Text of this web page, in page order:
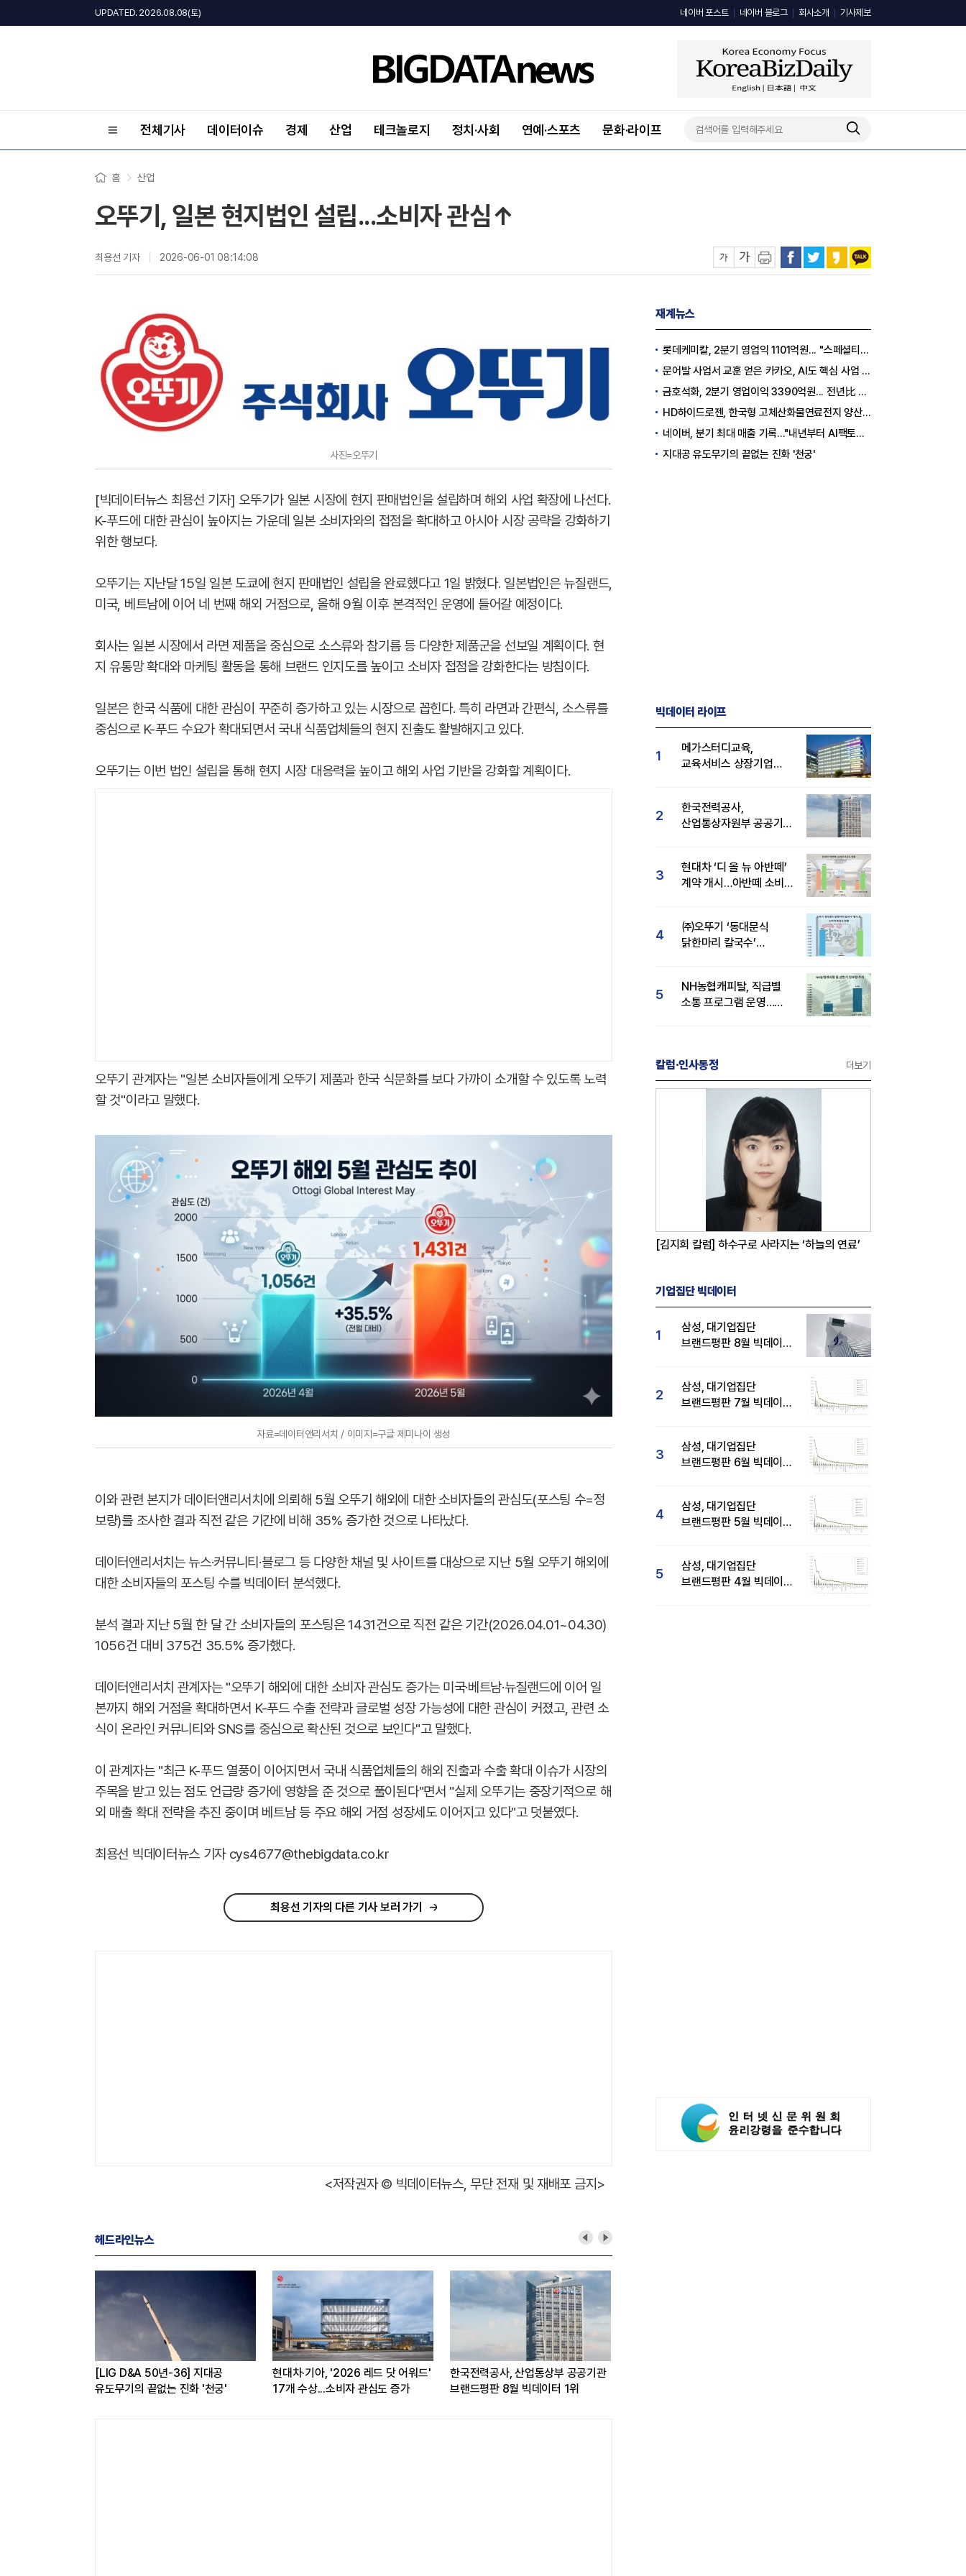
UPDATED. 2026.08.08(토) 네이버 포스트 네이버 블로그 회사소개 기사제보
전체기사 데이터이슈 경제 산업 테크놀로지 정치·사회 연예·스포츠 문화·라이프
홈 산업
오뚜기, 일본 현지법인 설립...소비자 관심↑
최용선 기자 2026-06-01 08:14:08
사진=오뚜기
[빅데이터뉴스 최용선 기자] 오뚜기가 일본 시장에 현지 판매법인을 설립하며 해외 사업 확장에 나선다.
K-푸드에 대한 관심이 높아지는 가운데 일본 소비자와의 접점을 확대하고 아시아 시장 공략을 강화하기
위한 행보다.
오뚜기는 지난달 15일 일본 도쿄에 현지 판매법인 설립을 완료했다고 1일 밝혔다. 일본법인은 뉴질랜드,
미국, 베트남에 이어 네 번째 해외 거점으로, 올해 9월 이후 본격적인 운영에 들어갈 예정이다.
회사는 일본 시장에서 라면 제품을 중심으로 소스류와 참기름 등 다양한 제품군을 선보일 계획이다. 현
지 유통망 확대와 마케팅 활동을 통해 브랜드 인지도를 높이고 소비자 접점을 강화한다는 방침이다.
일본은 한국 식품에 대한 관심이 꾸준히 증가하고 있는 시장으로 꼽힌다. 특히 라면과 간편식, 소스류를
중심으로 K-푸드 수요가 확대되면서 국내 식품업체들의 현지 진출도 활발해지고 있다.
오뚜기는 이번 법인 설립을 통해 현지 시장 대응력을 높이고 해외 사업 기반을 강화할 계획이다.
오뚜기 관계자는 "일본 소비자들에게 오뚜기 제품과 한국 식문화를 보다 가까이 소개할 수 있도록 노력
할 것"이라고 말했다.
자료=데이터앤리서치 / 이미지=구글 제미나이 생성
이와 관련 본지가 데이터앤리서치에 의뢰해 5월 오뚜기 해외에 대한 소비자들의 관심도(포스팅 수=정
보량)를 조사한 결과 직전 같은 기간에 비해 35% 증가한 것으로 나타났다.
데이터앤리서치는 뉴스·커뮤니티·블로그 등 다양한 채널 및 사이트를 대상으로 지난 5월 오뚜기 해외에
대한 소비자들의 포스팅 수를 빅데이터 분석했다.
분석 결과 지난 5월 한 달 간 소비자들의 포스팅은 1431건으로 직전 같은 기간(2026.04.01~04.30)
1056건 대비 375건 35.5% 증가했다.
데이터앤리서치 관계자는 "오뚜기 해외에 대한 소비자 관심도 증가는 미국·베트남·뉴질랜드에 이어 일
본까지 해외 거점을 확대하면서 K-푸드 수출 전략과 글로벌 성장 가능성에 대한 관심이 커졌고, 관련 소
식이 온라인 커뮤니티와 SNS를 중심으로 확산된 것으로 보인다"고 말했다.
이 관계자는 "최근 K-푸드 열풍이 이어지면서 국내 식품업체들의 해외 진출과 수출 확대 이슈가 시장의
주목을 받고 있는 점도 언급량 증가에 영향을 준 것으로 풀이된다"면서 "실제 오뚜기는 중장기적으로 해
외 매출 확대 전략을 추진 중이며 베트남 등 주요 해외 거점 성장세도 이어지고 있다"고 덧붙였다.
최용선 빅데이터뉴스 기자 cys4677@thebigdata.co.kr
최용선 기자의 다른 기사 보러 가기
<저작권자 © 빅데이터뉴스, 무단 전재 및 재배포 금지>
헤드라인뉴스
[LIG D&A 50년-36] 지대공
유도무기의 끝없는 진화 '천궁'
현대차·기아, '2026 레드 닷 어워드'
17개 수상...소비자 관심도 증가
한국전력공사, 산업통상부 공공기관
브랜드평판 8월 빅데이터 1위
재계뉴스
롯데케미칼, 2분기 영업익 1101억원... "스페셜티 전환 가속"
문어발 사업서 교훈 얻은 카카오, AI도 핵심 사업 '선택과 집중'
금호석화, 2분기 영업이익 3390억원... 전년比 419% 급증
HD하이드로젠, 한국형 고체산화물연료전지 양산체계 구축
네이버, 분기 최대 매출 기록..."내년부터 AI팩토리 수익 날 것"
지대공 유도무기의 끝없는 진화 '천궁'
빅데이터 라이프
1
메가스터디교육,
교육서비스 상장기업
2
한국전력공사,
산업통상자원부 공공기관
3
현대차 ‘디 올 뉴 아반떼’
계약 개시…아반떼 소비자
4
㈜오뚜기 ‘동대문식
닭한마리 칼국수’
5
NH농협캐피탈, 직급별
소통 프로그램 운영…
칼럼·인사동정 더보기
[김지희 칼럼] 하수구로 사라지는 ‘하늘의 연료’
기업집단 빅데이터
1
삼성, 대기업집단
브랜드평판 8월 빅데이터
2
삼성, 대기업집단
브랜드평판 7월 빅데이터
3
삼성, 대기업집단
브랜드평판 6월 빅데이터
4
삼성, 대기업집단
브랜드평판 5월 빅데이터
5
삼성, 대기업집단
브랜드평판 4월 빅데이터